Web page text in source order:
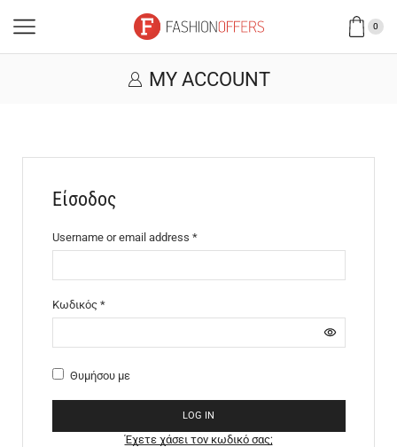
0
MY ACCOUNT
Είσοδος
Username or email address *
Κωδικός *
Θυμήσου με
LOG IN
Έχετε χάσει τον κωδικό σας;